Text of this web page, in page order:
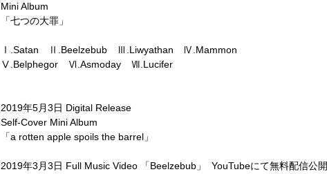
Mini Album
「七つの大罪」
Ⅰ.Satan Ⅱ.Beelzebub Ⅲ.Liwyathan
Ⅳ.Mammon
Ⅴ.Belphegor
Ⅵ.Asmoday Ⅶ.Lucifer
2019年5月3日 Digital Release
Self-Cover Mini Album
「a rotten apple spoils the barrel 」
2019年3 月3日 Full Music Video 「Beelzebub 」 YouTubeにて無料配信公開